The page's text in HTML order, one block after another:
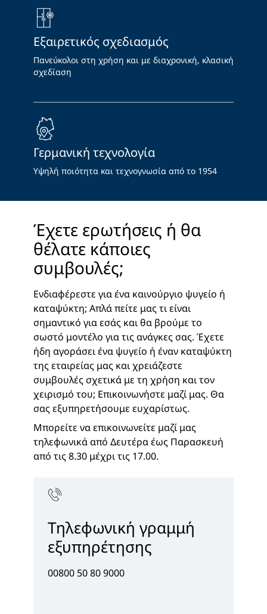
Εξαιρετικός σχεδιασμός
Πανεύκολοι στη χρήση και με διαχρονική, κλασική
σχεδίαση
Γερμανική τεχνολογία
Υψηλή ποιότητα και τεχνογνωσία από το 1954
Έχετε ερωτήσεις ή θα
θέλατε κάποιες
συμβουλές;
Ενδιαφέρεστε για ένα καινούργιο ψυγείο ή
καταψύκτη; Απλά πείτε μας τι είναι
σημαντικό για εσάς και θα βρούμε το
σωστό μοντέλο για τις ανάγκες σας. Έχετε
ήδη αγοράσει ένα ψυγείο ή έναν καταψύκτη
της εταιρείας μας και χρειάζεστε
συμβουλές σχετικά με τη χρήση και τον
χειρισμό του; Επικοινωνήστε μαζί μας. Θα
σας εξυπηρετήσουμε ευχαρίστως.
Μπορείτε να επικοινωνείτε μαζί μας
τηλεφωνικά από Δευτέρα έως Παρασκευή
από τις 8.30 μέχρι τις 17.00.
Τηλεφωνική γραμμή
εξυπηρέτησης
00800 50 80 9000